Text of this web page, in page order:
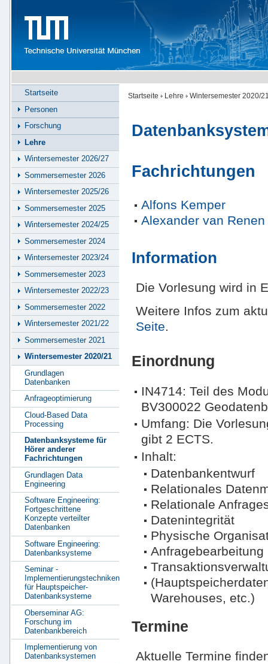
Startseite Lehre Wintersemester 2020/
Fachrichtungen
Alfons Kemper
Alexander van Renen
Information
Die Vorlesung wird in
Weitere Infos zum
Seite.
Einordnung
IN4714: Teil des
BV300022
Umfang: Die
gibt 2 ECTS.
Inhalt:
Datenbankentwurf
Relationales
Relationale
Datenintegrität
Physische
Anfragebearbeitung
Warehouses, etc.)
Termine
Aktuelle Termine
Startseite
Personen
Forschung
Lehre
Wintersemester 2026/27
Sommersemester 2026
Wintersemester 2025/26
Sommersemester 2025
Wintersemester 2024/25
Sommersemester 2024
Wintersemester 2023/24
Sommersemester 2023
Wintersemester 2022/23
Sommersemester 2022
Wintersemester 2021/22
Sommersemester 2021
Wintersemester 2020/21
Grundlagen
Datenbanken
Anfrageoptimierung
Cloud-Based Data
Processing
Datenbanksysteme für
Hörer anderer
Fachrichtungen
Grundlagen Data
Engineering
Software Engineering:
Fortgeschrittene
Konzepte verteilter
Datenbanken
Software Engineering:
Datenbanksysteme
Seminar -
Implementierungstechniken
für Hauptspeicher-
Datenbanksysteme
Oberseminar AG:
Forschung im
Datenbankbereich
Implementierung von
Datenbanksystemen